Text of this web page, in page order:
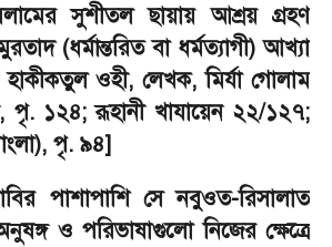
সুশীতল ছায়ায় আশ্রয় গ্রহণ
(ধর্মান্তরিত বা ধর্মত্যাগী) আখ্যা
: হাকীকতুল ওহী,লেখক,মির্যা গোলাম
, পৃ. ১২৪;রূহানী খাযায়েন ২২/১২৭;
, পৃ. ৯৪]
পাশাপাশি সে নবুওত-রিসালাত
অনুষঙ্গ ও পরিভাষাগুলো নিজের ক্ষেত্রে